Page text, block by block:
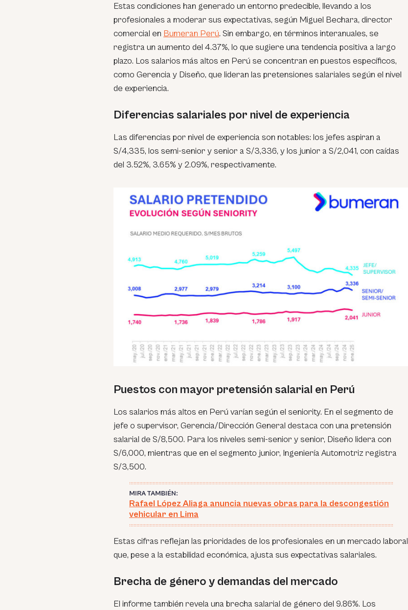
Estas condiciones han generado un entorno predecible, llevando a los
profesionales a moderar sus expectativas, según Miguel Bechara, director
comercial en Bumeran Perú. Sin embargo, en términos interanuales, se
registra un aumento del 4.37%, lo que sugiere una tendencia positiva a largo
plazo. Los salarios más altos en Perú se concentran en puestos específicos,
como Gerencia y Diseño, que lideran las pretensiones salariales según el nivel
de experiencia.
Diferencias salariales por nivel de experiencia
Las diferencias por nivel de experiencia son notables: los jefes aspiran a
S/4,335, los semi-senior y senior a S/3,336, y los junior a S/2,041, con caídas
del 3.52%, 3.65% y 2.09%, respectivamente.
Puestos con mayor pretensión salarial en Perú
Los salarios más altos en Perú varían según el seniority. En el segmento de
jefe o supervisor, Gerencia/Dirección General destaca con una pretensión
salarial de S/8,500. Para los niveles semi-senior y senior, Diseño lidera con
S/6,000, mientras que en el segmento junior, Ingeniería Automotriz registra
S/3,500.
MIRA TAMBIÉN:
Rafael López Aliaga anuncia nuevas obras para la descongestión
vehicular en Lima
Estas cifras reflejan las prioridades de los profesionales en un mercado laboral
que, pese a la estabilidad económica, ajusta sus expectativas salariales.
Brecha de género y demandas del mercado
El informe también revela una brecha salarial de género del 9.86%. Los